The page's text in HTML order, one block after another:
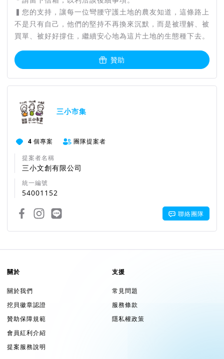
三小市集
4 個專案
團隊提案者
提案者名稱
三小文創有限公司
統一編號
54001152
聯絡團隊
▍您的支持，讓每一位彎腰守護土地的農友知道，這條路上
不是只有自己，他們的堅持不再換來沉默，而是被理解、被
買單、被好好撐住，繼續安心地為這片土地的生態種下去。
贊助
關於
關於我們
挖貝徽章認證
贊助保障規範
會員紅利介紹
提案服務說明
支援
常見問題
服務條款
隱私權政策